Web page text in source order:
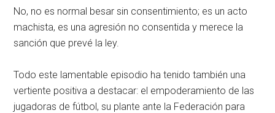
No, no es normal besar sin consentimiento; es un acto
machista, es una agresión no consentida y merece la
sanción que prevé la ley.
Todo este lamentable episodio ha tenido también una
vertiente positiva a destacar: el empoderamiento de las
jugadoras de fútbol, su plante ante la Federación para